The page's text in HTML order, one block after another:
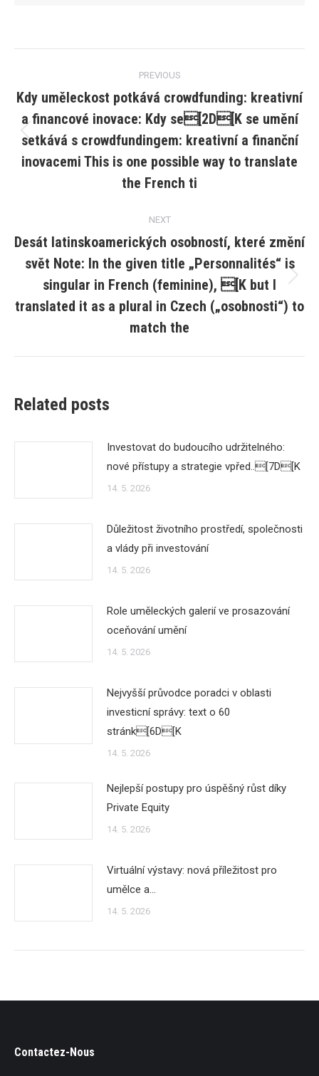
navigation
PREVIOUS
Previous
post:
Kdy uměleckost potkává crowdfunding: kreativní
a financové inovace: Kdy se[2D[K se umění
setkává s crowdfundingem: kreativní a finanční
inovacemi This is one possible way to translate
the French ti
NEXT
Next
post:
Desát latinskoamerických osobností, které změní
svět Note: In the given title „Personnalités“ is
singular in French (feminine), [K but I
translated it as a plural in Czech („osobnosti“) to
match the
Related posts
Investovat do budoucího udržitelného:
nové přístupy a strategie vpřed..[7D[K
14. 5. 2026
Důležitost životního prostředí, společnosti
a vlády při investování
14. 5. 2026
Role uměleckých galerií ve prosazování
oceňování umění
14. 5. 2026
Nejvyšší průvodce poradci v oblasti
investicní správy: text o 60
stránk[6D[K
14. 5. 2026
Nejlepší postupy pro úspěšný růst díky
Private Equity
14. 5. 2026
Virtuální výstavy: nová příležitost pro
umělce a…
14. 5. 2026
Contactez-Nous